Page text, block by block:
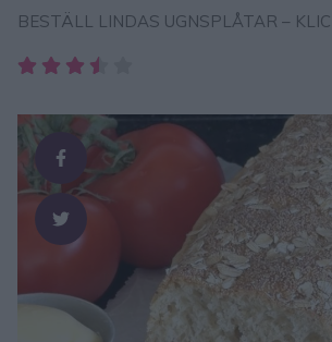
BESTÄLL LINDAS UGNSPLÅTAR –